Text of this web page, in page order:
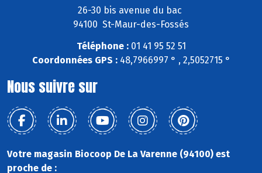
26-30 bis avenue du bac
94100 St-Maur-des-Fossés
Téléphone :01 41 95 52 51
Coordonnées GPS :48,7966997 ° , 2,5052715 °
Nous suivre sur
Votre magasin Biocoop De La Varenne (94100) est
proche de :